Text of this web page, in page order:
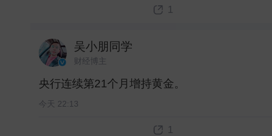
1
吴小朋同学
财经博主
央行连续第21个月增持黄金。 ​
今天 22:13
1